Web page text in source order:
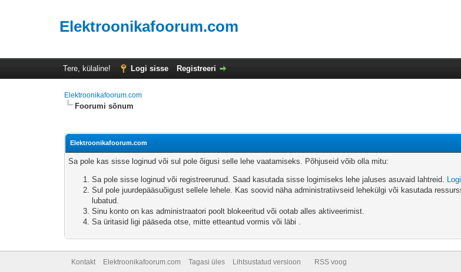
Elektroonikafoorum.com
Tere, külaline! Logi sisse Registreeri
Elektroonikafoorum.com
Foorumi sõnum
Elektroonikafoorum.com
Sa pole kas sisse loginud või sul pole õigusi selle lehe vaatamiseks. Põhjuseid võib olla mitu:
Sa pole sisse loginud või registreerunud. Saad kasutada sisse logimiseks lehe jaluses asuvaid lahtreid.
Sul pole juurdepääsuõigust sellele lehele. Kas soovid näha administratiivseid lehekülgi või kasutada
lubatud.
Sinu konto on kas administraatori poolt blokeeritud või ootab alles aktiveerimist.
Sa üritasid ligi pääseda otse, mitte etteantud vormis või läbi .
Kontakt Elektroonikafoorum.com Tagasi üles Lihtsustatud versioon RSS voog